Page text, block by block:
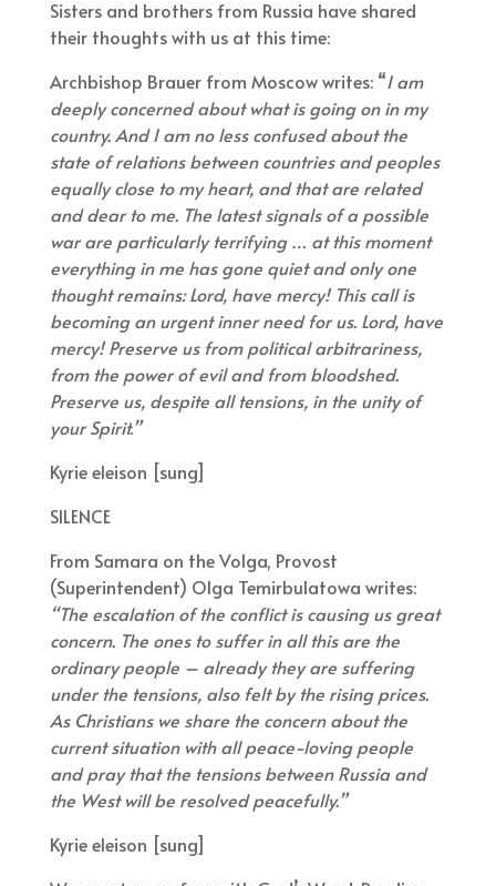
Sisters and brothers from Russia have shared
their thoughts with us at this time:
Archbishop Brauer from Moscow writes: “I am
deeply concerned about what is going on in my
country. And I am no less confused about the
state of relations between countries and peoples
equally close to my heart, and that are related
and dear to me. The latest signals of a possible
war are particularly terrifying … at this moment
everything in me has gone quiet and only one
thought remains: Lord, have mercy! This call is
becoming an urgent inner need for us. Lord, have
mercy! Preserve us from political arbitrariness,
from the power of evil and from bloodshed.
Preserve us, despite all tensions, in the unity of
your Spirit.”
Kyrie eleison [sung]
SILENCE
From Samara on the Volga, Provost
(Superintendent) Olga Temirbulatowa writes:
“The escalation of the conflict is causing us great
concern. The ones to suffer in all this are the
ordinary people – already they are suffering
under the tensions, also felt by the rising prices.
As Christians we share the concern about the
current situation with all peace-loving people
and pray that the tensions between Russia and
the West will be resolved peacefully.”
Kyrie eleison [sung]